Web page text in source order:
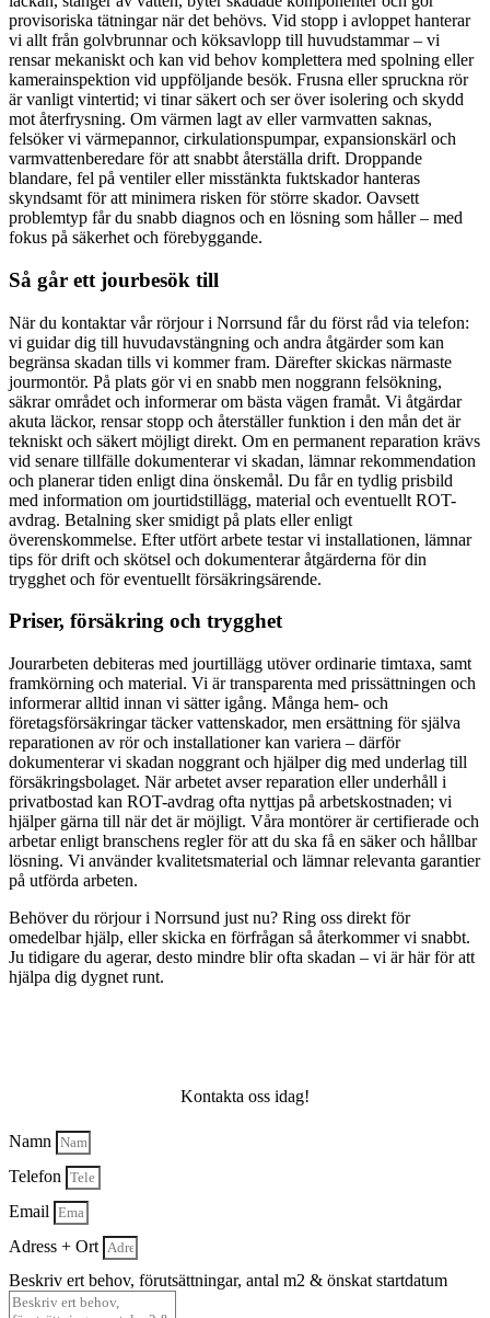
provisoriska tätningar när det behövs. Vid stopp i avloppet hanterar
vi allt från golvbrunnar och köksavlopp till huvudstammar – vi
rensar mekaniskt och kan vid behov komplettera med spolning eller
kamerainspektion vid uppföljande besök. Frusna eller spruckna rör
är vanligt vintertid; vi tinar säkert och ser över isolering och skydd
mot återfrysning. Om värmen lagt av eller varmvatten saknas,
felsöker vi värmepannor, cirkulationspumpar, expansionskärl och
varmvattenberedare för att snabbt återställa drift. Droppande
blandare, fel på ventiler eller misstänkta fuktskador hanteras
skyndsamt för att minimera risken för större skador. Oavsett
problemtyp får du snabb diagnos och en lösning som håller – med
fokus på säkerhet och förebyggande.
Så går ett jourbesök till
När du kontaktar vår rörjour i Norrsund får du först råd via telefon:
vi guidar dig till huvudavstängning och andra åtgärder som kan
begränsa skadan tills vi kommer fram. Därefter skickas närmaste
jourmontör. På plats gör vi en snabb men noggrann felsökning,
säkrar området och informerar om bästa vägen framåt. Vi åtgärdar
akuta läckor, rensar stopp och återställer funktion i den mån det är
tekniskt och säkert möjligt direkt. Om en permanent reparation krävs
vid senare tillfälle dokumenterar vi skadan, lämnar rekommendation
och planerar tiden enligt dina önskemål. Du får en tydlig prisbild
med information om jourtidstillägg, material och eventuellt ROT-
avdrag. Betalning sker smidigt på plats eller enligt
överenskommelse. Efter utfört arbete testar vi installationen, lämnar
tips för drift och skötsel och dokumenterar åtgärderna för din
trygghet och för eventuellt försäkringsärende.
Priser, försäkring och trygghet
Jourarbeten debiteras med jourtillägg utöver ordinarie timtaxa, samt
framkörning och material. Vi är transparenta med prissättningen och
informerar alltid innan vi sätter igång. Många hem- och
företagsförsäkringar täcker vattenskador, men ersättning för själva
reparationen av rör och installationer kan variera – därför
dokumenterar vi skadan noggrant och hjälper dig med underlag till
försäkringsbolaget. När arbetet avser reparation eller underhåll i
privatbostad kan ROT-avdrag ofta nyttjas på arbetskostnaden; vi
hjälper gärna till när det är möjligt. Våra montörer är certifierade och
arbetar enligt branschens regler för att du ska få en säker och hållbar
lösning. Vi använder kvalitetsmaterial och lämnar relevanta garantier
på utförda arbeten.
Behöver du rörjour i Norrsund just nu? Ring oss direkt för
omedelbar hjälp, eller skicka en förfrågan så återkommer vi snabbt.
Ju tidigare du agerar, desto mindre blir ofta skadan – vi är här för att
hjälpa dig dygnet runt.
Kontakta oss idag!
Namn
Telefon
Email
Adress + Ort
Beskriv ert behov, förutsättningar, antal m2 & önskat startdatum